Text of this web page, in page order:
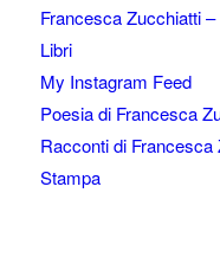
Francesca Zucchiatti
Libri
My Instagram Feed
Poesia di Francesca
Racconti di Francesca
Stampa